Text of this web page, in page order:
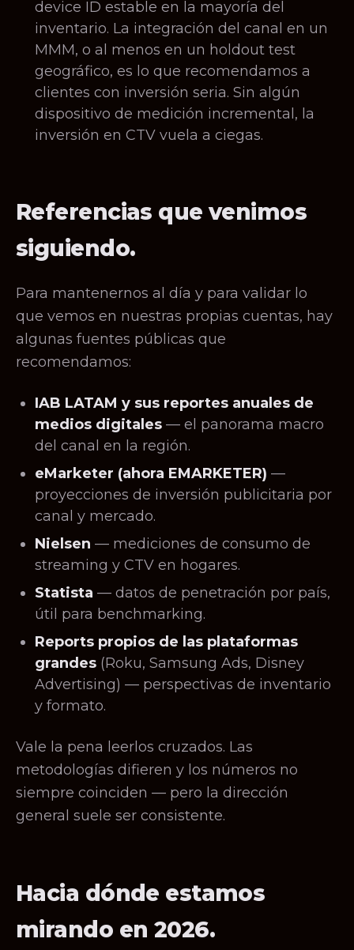
device ID estable en la mayoría del
inventario. La integración del canal en un
MMM, o al menos en un holdout test
geográfico, es lo que recomendamos a
clientes con inversión seria. Sin algún
dispositivo de medición incremental, la
inversión en CTV vuela a ciegas.
Referencias que venimos
siguiendo.
Para mantenernos al día y para validar lo
que vemos en nuestras propias cuentas, hay
algunas fuentes públicas que
recomendamos:
IAB LATAM y sus reportes anuales de
medios digitales — el panorama macro
del canal en la región.
eMarketer (ahora EMARKETER) —
proyecciones de inversión publicitaria por
canal y mercado.
Nielsen — mediciones de consumo de
streaming y CTV en hogares.
Statista — datos de penetración por país,
útil para benchmarking.
Reports propios de las plataformas
grandes (Roku, Samsung Ads, Disney
Advertising) — perspectivas de inventario
y formato.
Vale la pena leerlos cruzados. Las
metodologías difieren y los números no
siempre coinciden — pero la dirección
general suele ser consistente.
Hacia dónde estamos
mirando en 2026.